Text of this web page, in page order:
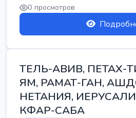
0 просмотров
ТЕЛЬ-АВИВ, ПЕТАХ-
ЯМ, РАМАТ-ГАН,
НЕТАНИЯ,
КФАР-САБА